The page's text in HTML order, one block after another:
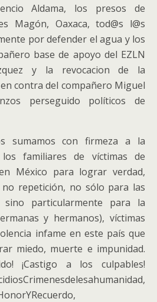
Aldama, los presos de
Magón, Oaxaca, tod@s l@s
por defender el agua y los
base de apoyo del EZLN
y la revocacion de la
contra del compañero Miguel
perseguido políticos de
sumamos con firmeza a la
familiares de víctimas de
México para lograr verdad,
repetición, no sólo para las
sino particularmente para la
y hermanos), víctimas
infame en este país que
miedo, muerte e impunidad.
¡Castigo a los culpables!